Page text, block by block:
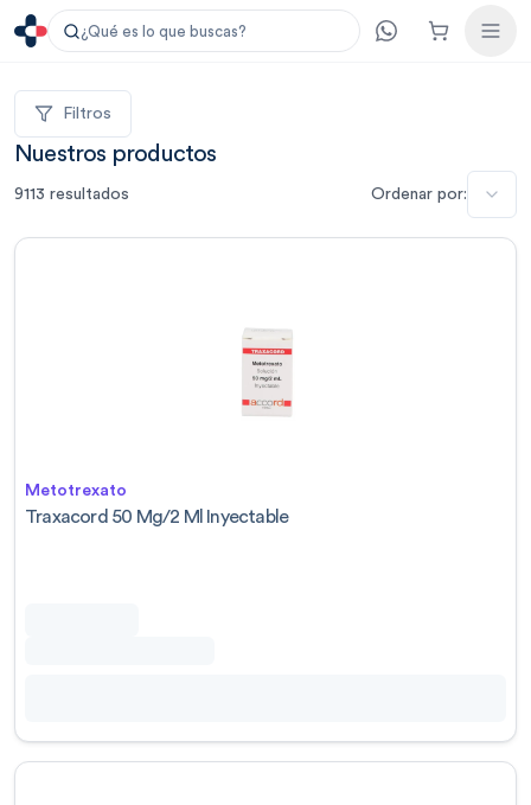
¿Qué es lo que buscas?
Filtros
Nuestros productos
9113 resultados Ordenar por:
Metotrexato
Traxacord 50 Mg/2 Ml Inyectable